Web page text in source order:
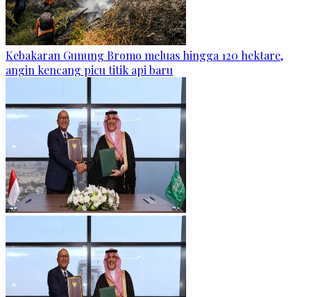
Kebakaran Gunung Bromo meluas hingga 120 hektare,
angin kencang picu titik api baru